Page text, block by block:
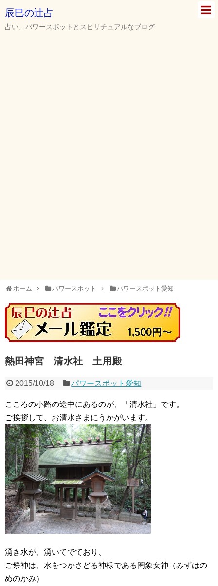
辰巳の辻占
占い、パワースポットとスピリチュアルなブログ
ホーム パワースポット パワースポット愛知
熱田神宮 清水社 土用殿
2015/10/18 パワースポット愛知
こころの小路の途中にあるのが、「清水社」です。
ご挨拶して、お清水さまにうかがいます。
湧き水が、湧いてでており、
ご祭神は、水をつかさどる神様である罔象女神（みずはの
めのかみ）